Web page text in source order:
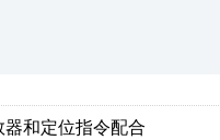
和定位指令配合